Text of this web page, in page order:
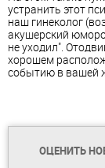
устранить этот
наш гинеколог
акушерский
не уходил".
хорошем
событию в вашей
ОЦЕНИТЬ